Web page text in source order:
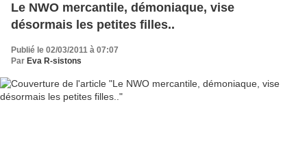
Le NWO mercantile, démoniaque, vise
désormais les petites filles..
Publié le 02/03/2011 à 07:07
Par Eva R-sistons